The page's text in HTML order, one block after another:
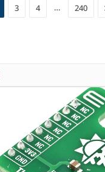
3 4 … 240